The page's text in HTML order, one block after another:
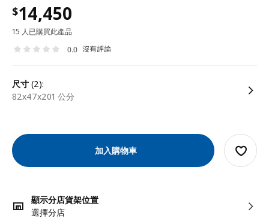
$14,450
15 人已購買此產品
0.0 沒有評論
尺寸 (2):
82x47x201 公分
加入購物車
顯示分店貨架位置
選擇分店